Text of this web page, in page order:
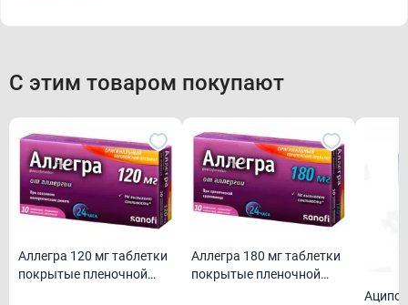
С этим товаром покупают
Аллегра 120 мг таблетки
покрытые пленочной
Аллегра 180 мг таблетки
покрытые пленочной